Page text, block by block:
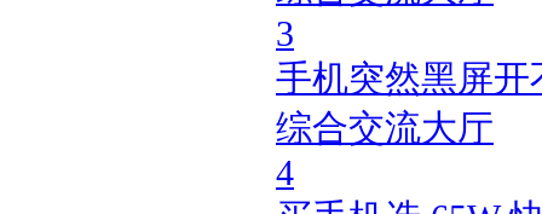
3
手机突然黑屏
综合交流大厅
4